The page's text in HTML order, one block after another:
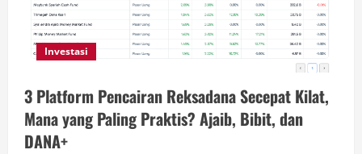
Investasi
3 Platform Pencairan Reksadana Secepat Kilat,
Mana yang Paling Praktis? Ajaib, Bibit, dan
DANA+